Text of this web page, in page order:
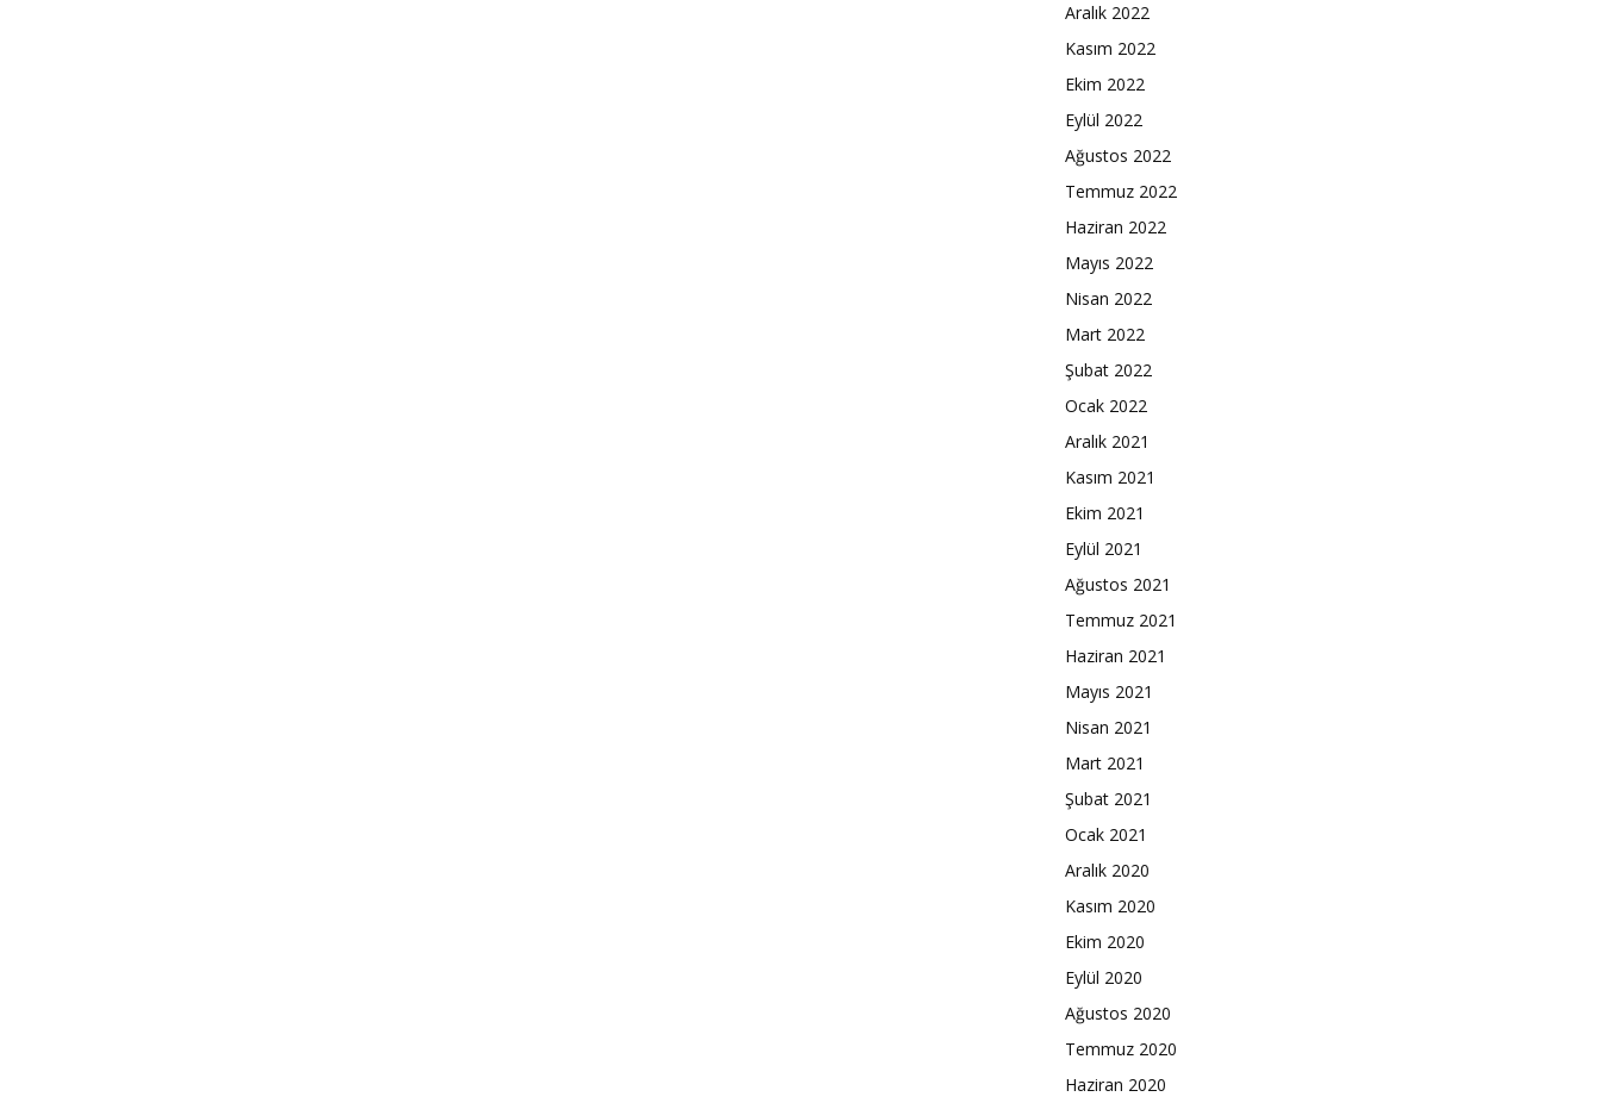
Aralık 2022
Kasım 2022
Ekim 2022
Eylül 2022
Ağustos 2022
Temmuz 2022
Haziran 2022
Mayıs 2022
Nisan 2022
Mart 2022
Şubat 2022
Ocak 2022
Aralık 2021
Kasım 2021
Ekim 2021
Eylül 2021
Ağustos 2021
Temmuz 2021
Haziran 2021
Mayıs 2021
Nisan 2021
Mart 2021
Şubat 2021
Ocak 2021
Aralık 2020
Kasım 2020
Ekim 2020
Eylül 2020
Ağustos 2020
Temmuz 2020
Haziran 2020